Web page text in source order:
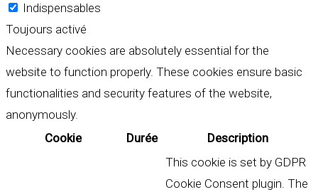
Indispensables
Toujours activé
Necessary cookies are absolutely essential for the
website to function properly. These cookies ensure basic
functionalities and security features of the website,
anonymously.
Cookie
Durée Description
This cookie is set by GDPR
Cookie Consent plugin. The